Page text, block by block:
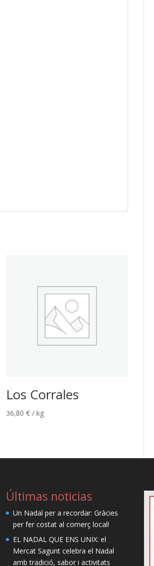
Los Corrales
36,80€ / kg
Últimas noticias
Un Nadal per a recordar: Gràcies
per fer costat al comerç local!
EL NADAL QUE ENS UNIX: el
Mercat Sagunt celebra el Nadal
amb tradició, sabor i activitats